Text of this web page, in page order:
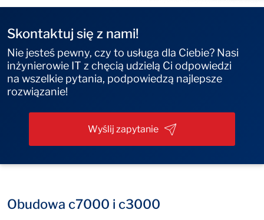
Skontaktuj się z nami!
Nie jesteś pewny, czy to usługa dla Ciebie? Nasi
inżynierowie IT z chęcią udzielą Ci odpowiedzi
na wszelkie pytania, podpowiedzą najlepsze
rozwiązanie!
Wyślij zapytanie
Obudowa c7000 i c3000